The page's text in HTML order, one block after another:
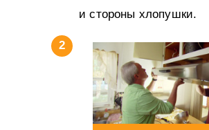
и стороны хлопушки.